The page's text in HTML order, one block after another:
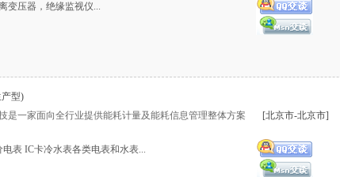
变压器，绝缘监视仪...
型)
是一家面向全行业提供能耗计量及能耗信息管理整体方案
表 IC卡冷水表各类电表和水表...
[北京市-北京市]